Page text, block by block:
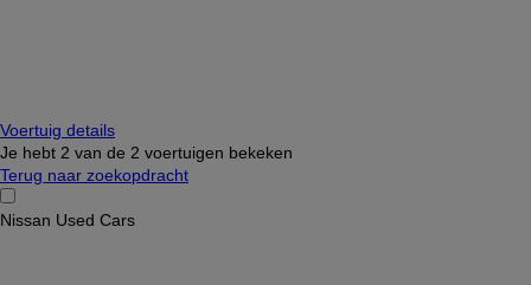
Voertuig details
Je hebt 2 van de 2 voertuigen bekeken
Terug naar zoekopdracht
Nissan Used Cars